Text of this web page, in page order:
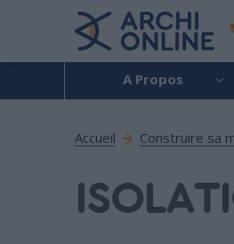
A Propos
Accueil Construire sa